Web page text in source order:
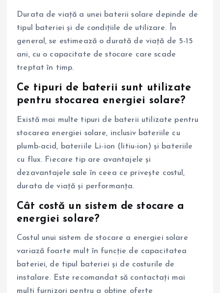
Durata de viață a unei baterii solare depinde de
tipul bateriei și de condițiile de utilizare. În
general, se estimează o durată de viață de 5-15
ani, cu o capacitate de stocare care scade
treptat în timp.
Ce tipuri de baterii sunt utilizate
pentru stocarea energiei solare?
Există mai multe tipuri de baterii utilizate pentru
stocarea energiei solare, inclusiv bateriile cu
plumb-acid, bateriile Li-ion (litiu-ion) și bateriile
cu flux. Fiecare tip are avantajele și
dezavantajele sale în ceea ce privește costul,
durata de viață și performanța.
Cât costă un sistem de stocare a
energiei solare?
Costul unui sistem de stocare a energiei solare
variază foarte mult în funcție de capacitatea
bateriei, de tipul bateriei și de costurile de
instalare. Este recomandat să contactați mai
mulți furnizori pentru a obține oferte